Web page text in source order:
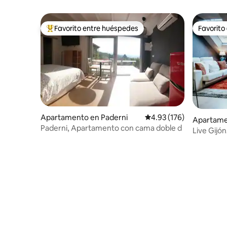
Favorito entre huéspedes preferido
Favorito entre huéspedes
Apartamento en Paderni Calificación promedio:
4.93 (176)
Paderni, Apartamento con cama doble d
Favorito
Live